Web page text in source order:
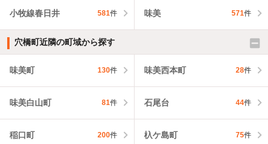
小牧線春日井 581件 味美 571件
穴橋町近隣の町域から探す
味美町 130件 味美西本町 28件
味美白山町 81件 石尾台 44件
稲口町 200件 杁ケ島町 75件